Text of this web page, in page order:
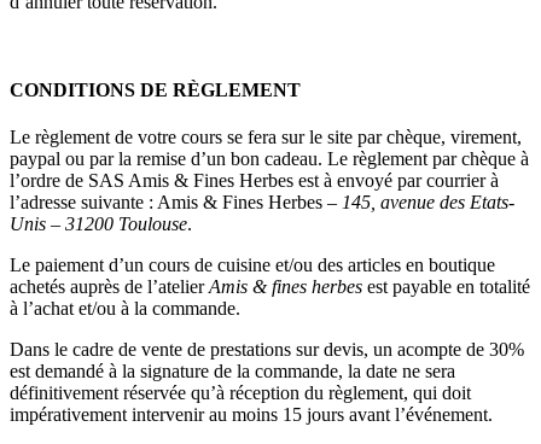
CONDITIONS DE RÈGLEMENT
Le règlement de votre cours se fera sur le site par chèque, virement,
paypal ou par la remise d’un bon cadeau. Le règlement par chèque à
l’ordre de SAS Amis & Fines Herbes est à envoyé par courrier à
l’adresse suivante : Amis & Fines Herbes – 145, avenue des Etats-
Unis – 31200 Toulouse.
Le paiement d’un cours de cuisine et/ou des articles en boutique
achetés auprès de l’atelierAmis & fines herbes est payable en totalité
à l’achat et/ou à la commande.
Dans le cadre de vente de prestations sur devis, un acompte de 30%
est demandé à la signature de la commande, la date ne sera
définitivement réservée qu’à réception du règlement, qui doit
impérativement intervenir au moins 15 jours avant l’événement.